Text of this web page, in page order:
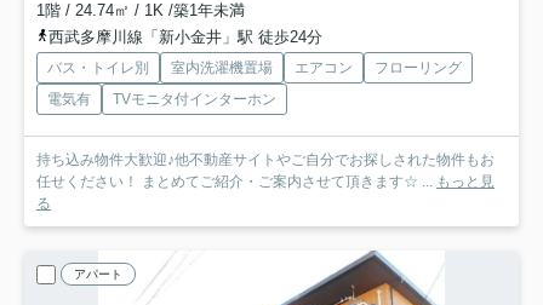
1階 / 24.74㎡ / 1K /築1年未満
西武多摩川線「新小金井」駅 徒歩24分
バス・トイレ別 室内洗濯機置場 エアコン
フローリング
電気有
TVモニタ付インターホン
持ち込み物件大歓迎♪他不動産サイトやご自分でお探しされた物件もお
任せください！ まとめてご紹介・ご案内させて頂きます☆ ... もっと見
る
アパート